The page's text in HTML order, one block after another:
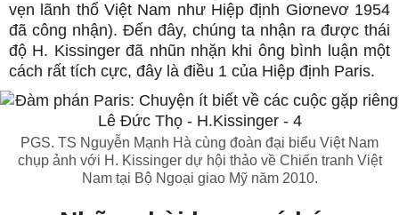
vẹn lãnh thổ Việt Nam như Hiệp định Giơnevơ 1954
đã công nhận). Đến đây, chúng ta nhận ra được thái
độ H. Kissinger đã nhũn nhặn khi ông bình luận một
cách rất tích cực, đây là điều 1 của Hiệp định Paris.
PGS. TS Nguyễn Mạnh Hà cùng đoàn đại biểu Việt Nam
chụp ảnh với H. Kissinger dự hội thảo về Chiến tranh Việt
Nam tại Bộ Ngoại giao Mỹ năm 2010.